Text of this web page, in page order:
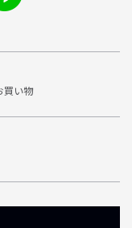
買い物